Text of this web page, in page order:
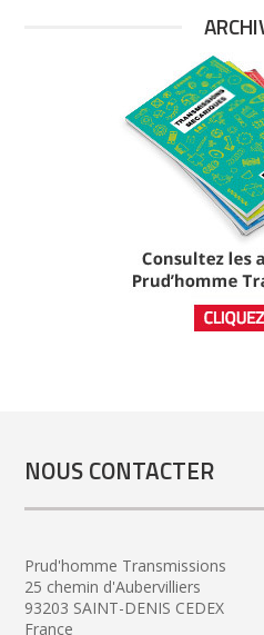
NOUS CONTACTER
Prud'homme Transmissions
25 chemin d'Aubervilliers
93203 SAINT-DENIS CEDEX
France